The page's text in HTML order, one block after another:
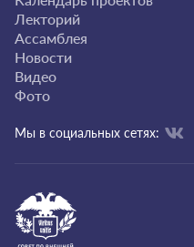
Лекторий
Ассамблея
Новости
Видео
Фото
Мы в социальных сетях: